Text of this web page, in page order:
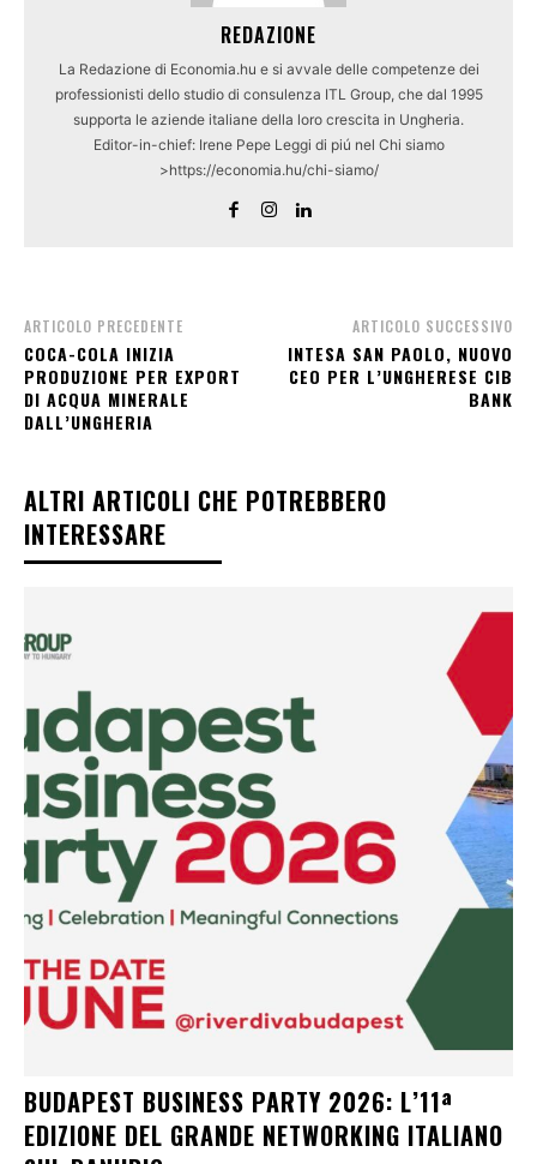
REDAZIONE
La Redazione di Economia.hu e si avvale delle competenze dei
professionisti dello studio di consulenza ITL Group, che dal 1995
supporta le aziende italiane della loro crescita in Ungheria.
Editor-in-chief: Irene Pepe Leggi di piú nel Chi siamo
>https://economia.hu/chi-siamo/
ARTICOLO PRECEDENTE
COCA-COLA INIZIA
PRODUZIONE PER EXPORT
DI ACQUA MINERALE
DALL’UNGHERIA
ARTICOLO SUCCESSIVO
INTESA SAN PAOLO, NUOVO
CEO PER L’UNGHERESE CIB
BANK
ALTRI ARTICOLI CHE POTREBBERO
INTERESSARE
BUDAPEST BUSINESS PARTY 2026: L’11ª
EDIZIONE DEL GRANDE NETWORKING ITALIANO